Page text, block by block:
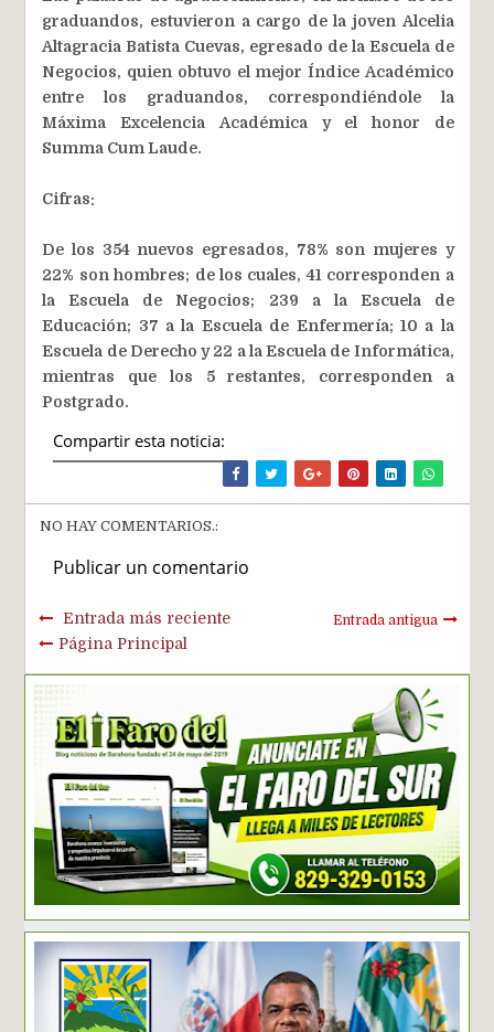
graduandos, estuvieron a cargo de la joven Alcelia
Altagracia Batista Cuevas, egresado de la Escuela de
Negocios, quien obtuvo el mejor Índice Académico
entre los graduandos, correspondiéndole la
Máxima Excelencia Académica y el honor de
Summa Cum Laude.
Cifras:
De los 354 nuevos egresados, 78% son mujeres y
22% son hombres; de los cuales, 41 corresponden a
la Escuela de Negocios; 239 a la Escuela de
Educación; 37 a la Escuela de Enfermería; 10 a la
Escuela de Derecho y 22 a la Escuela de Informática,
mientras que los 5 restantes, corresponden a
Postgrado.
Compartir esta noticia:
NO HAY COMENTARIOS.:
Publicar un comentario
Entrada más reciente Entrada antigua
Página Principal